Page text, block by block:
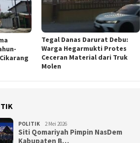
Tegal Danas Darurat Debu:
Warga Hegarmukti Protes
Ceceran Material dari Truk
Molen
POLITIK 2 Mei 2026
Siti Qomariyah Pimpin NasDem
Kabupaten B…